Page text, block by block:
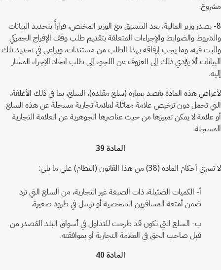
مشروع.
8- يصدر وزير المالية، بعد التنسيق مع الوزير المختص، قراراً بتحديد البيانات
والشروط والضوابط والإجراءات المتعلقة بتقديم طلب وقف الإفراج الجمركي
والبت فيه، وما يجب إرفاقه بهذا الطلب من مستندات، ويراعى في تحديد تلك
البيانات ألا يؤدي ذلك إلى العزوف عن اللجوء إلى طلب اتخاذ الإجراء المشار
إليه.
لأغراض هذه المادة يقصد بعبارة (سلع مقلدة)، السلع، بما في ذلك الأغلفة،
التي تحمل دون ترخيص علامة مماثلة لعلامة تجارية مسجلة عن هذه السلع
أو علامة لا يمكن تمييزها من حيث عناصرها الجوهرية عن العلامة التجارية
المسجلة.
المادة 39
لا تسري أحكام المادة (38) من هذا القانون (النظام) على ما يلي:
أ- الكميات الضئيلة، ذات الصبغة غير التجارية، من السلع التي ترد
ضمن أمتعة المسافرين الشخصية أو ترسل في طرود صغيرة.
ب- السلع التي تكون قد طرحت للتداول في أسواق البلد المُصدر من
قبل صاحب الحق في العلامة التجارية أو بموافقته.
المادة 40